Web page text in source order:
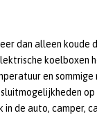
dan alleen koude
koelboxen
en sommige
op
in de auto, camper,